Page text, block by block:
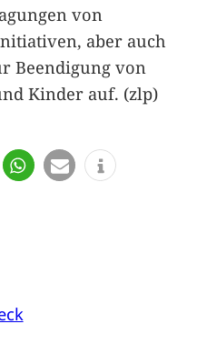
von
aber auch
Beendigung von
Kinder auf. (zlp)